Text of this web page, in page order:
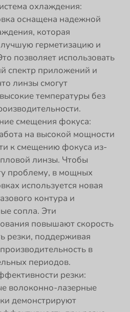
охлаждения:
оснащена надежной
которая
герметизацию и
позволяет использовать
спектр приложений и
линзы смогут
температуры без
смещения фокуса:
на высокой мощности
к смещению фокуса из-
линзы. Чтобы
проблему, в мощных
используется новая
контура и
сопла. Эти
повышают скорость
резки, поддерживая
в
периодов.
резки:
волоконно-лазерные
демонстрируют